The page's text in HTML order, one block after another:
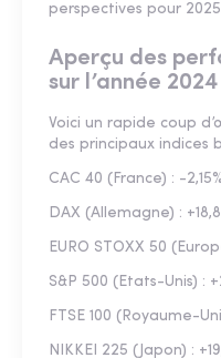
perspectives pour
Aperçu des
sur l’année 2024
Voici un rapide coup
des principaux indices
CAC 40 (France) : -2,15%
DAX (Allemagne) :
EURO STOXX 50
S&P 500 (Etats-Unis) :
FTSE 100 (Royaume-
NIKKEI 225 (Japon) :